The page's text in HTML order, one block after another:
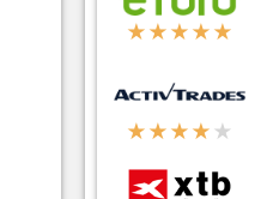
★★★★★
★★★★ ★